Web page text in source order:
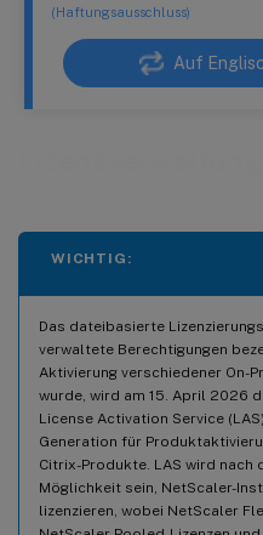
(Haftungsausschluss)
Auf
WICHTIG:
Das dateibasierte
verwaltete Berechtigungen
Aktivierung verschiedener On-
wurde, wird am 15. April 2026
License Activation Service
Generation für
Citrix-Produkte. LAS wird nach
Möglichkeit sein, NetScaler-
lizenzieren, wobei NetScaler